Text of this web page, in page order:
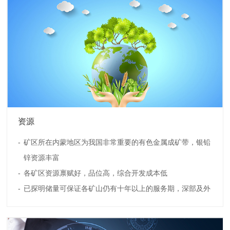
资源
矿区所在内蒙地区为我国非常重要的有色金属成矿带，银铅
锌资源丰富
各矿区资源禀赋好，品位高，综合开发成本低
已探明储量可保证各矿山仍有十年以上的服务期，深部及外